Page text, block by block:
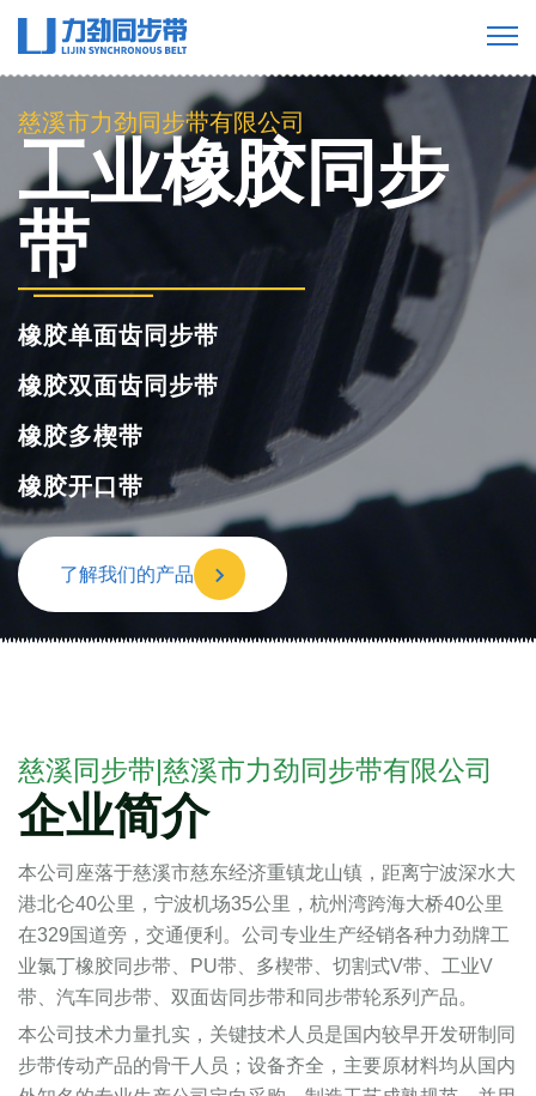
慈溪市力劲同步带有限公司
PU聚氨酯同步
带
聚氨酯单面齿同步带
聚氨酯双面齿同步带
聚氨酯多楔带
聚氨酯开口同步带
慈溪同步带|慈溪市力劲同步带有限公司
企业简介
本公司座落于慈溪市慈东经济重镇龙山镇，距离宁波深水大
港北仑40公里，宁波机场35公里，杭州湾跨海大桥40公里
在329国道旁，交通便利。公司专业生产经销各种力劲牌工
业氯丁橡胶同步带、PU带、多楔带、切割式V带、工业V
带、汽车同步带、双面齿同步带和同步带轮系列产品。
本公司技术力量扎实，关键技术人员是国内较早开发研制同
步带传动产品的骨干人员；设备齐全，主要原材料均从国内